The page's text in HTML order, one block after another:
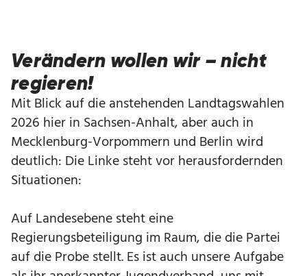
Verändern wollen wir – nicht
regieren!
Mit Blick auf die anstehenden Landtagswahlen
2026 hier in Sachsen-Anhalt, aber auch in
Mecklenburg-Vorpommern und Berlin wird
deutlich: Die Linke steht vor herausfordernden
Situationen:
Auf Landesebene steht eine
Regierungsbeteiligung im Raum, die die Partei
auf die Probe stellt. Es ist auch unsere Aufgabe